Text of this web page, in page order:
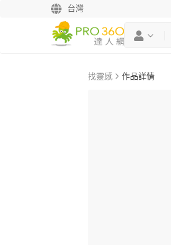
台灣
找靈感 作品詳情